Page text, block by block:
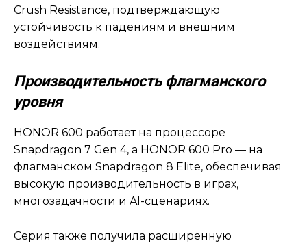
Crush Resistance, подтверждающую
устойчивость к падениям и внешним
воздействиям.
Производительность флагманского
уровня
HONOR 600 работает на процессоре
Snapdragon 7 Gen 4, а HONOR 600 Pro — на
флагманском Snapdragon 8 Elite, обеспечивая
высокую производительность в играх,
многозадачности и AI-сценариях.
Серия также получила расширенную